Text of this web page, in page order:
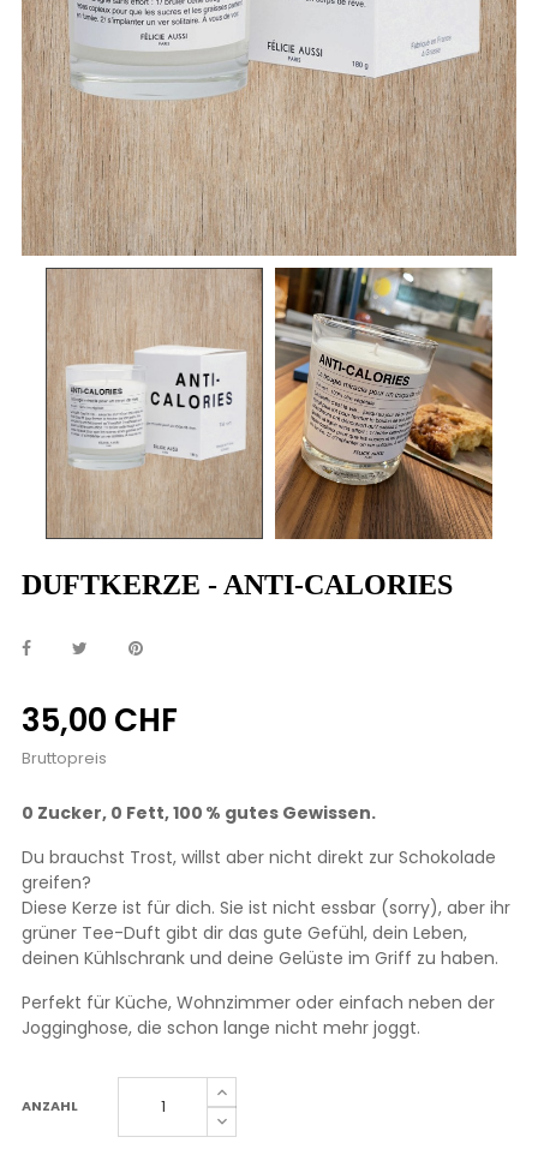
DUFTKERZE - ANTI-CALORIES
35,00 CHF
Bruttopreis
0 Zucker, 0 Fett, 100 % gutes Gewissen.
Du brauchst Trost, willst aber nicht direkt zur Schokolade
greifen?
Diese Kerze ist für dich. Sie ist nicht essbar (sorry), aber ihr
grüner Tee-Duft gibt dir das gute Gefühl, dein Leben,
deinen Kühlschrank und deine Gelüste im Griff zu haben.
Perfekt für Küche, Wohnzimmer oder einfach neben der
Jogginghose, die schon lange nicht mehr joggt.
ANZAHL